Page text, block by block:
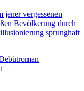
vergessenen
Bevölkerung durch
sprunghaft